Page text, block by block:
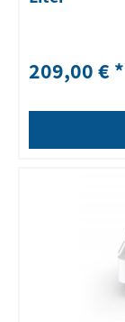
209,00 € *